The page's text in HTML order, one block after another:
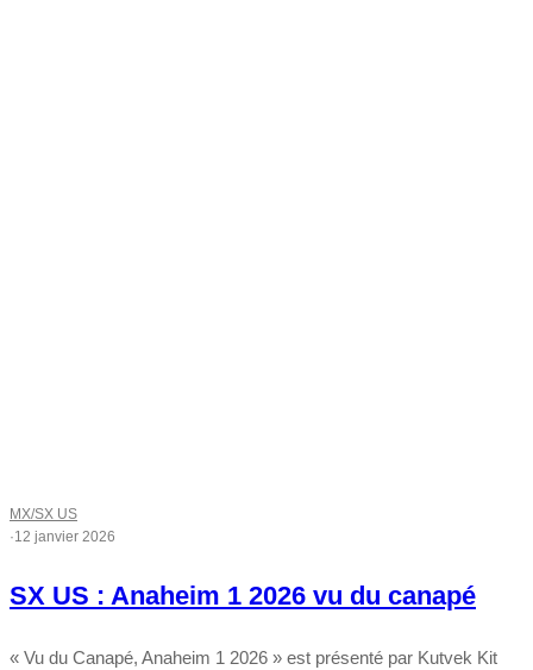
MX/SX US
·12 janvier 2026
SX US : Anaheim 1 2026 vu du canapé
« Vu du Canapé, Anaheim 1 2026 » est présenté par Kutvek Kit